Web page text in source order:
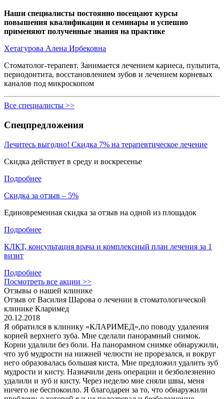
Наши специалисты постоянно посещают курсы
повышения квалификации и семинары и успешно
применяют полученные знания на практике
Хетагурова Алена Ирбековна
Стоматолог-терапевт. Занимается лечением кариеса, пульпита,
периодонтита, восстановлением зубов и лечением корневых
каналов под микроскопом
Все специалисты >>
Спецпредложения
Лечитесь выгодно! Скидка 7% на терапевтическое лечение
Скидка действует в среду и воскресенье
Подробнее
Скидка за отзыв – 5%
Единовременная скидка за отзыв на одной из площадок
Подробнее
КЛКТ, консультация врача и комплексный план лечения за 1
визит
Подробнее
Посмотреть все акции >>
Отзывы о нашей клинике
Отзыв от Василия Шарова о лечении в стоматологической
клинике Кларимед
20.12.2018
Я обратился в клинику «КЛАРИМЕД»,по поводу удаления
корней верхнего зуба. Мне сделали панорамный снимок.
Корни удалили без боли. На панорамном снимке обнаружили,
что зуб мудрости на нижней челюсти не прорезался, и вокруг
него образовалась большая киста. Мне предложил удалить зуб
мудрости и кисту. Назначили день операции и безболезненно
удалили и зуб и кисту. Через неделю мне сняли швы, меня
ничего не беспокоило. Я благодарен за то, что обнаружили